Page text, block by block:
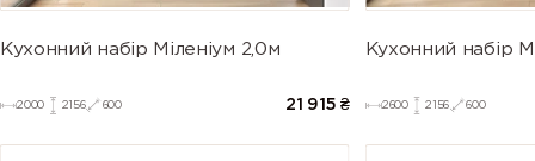
Кухонний набір Міленіум 2,0м
2000 2156 600 21 915 ₴
Кухонний набір
2600 2156 600